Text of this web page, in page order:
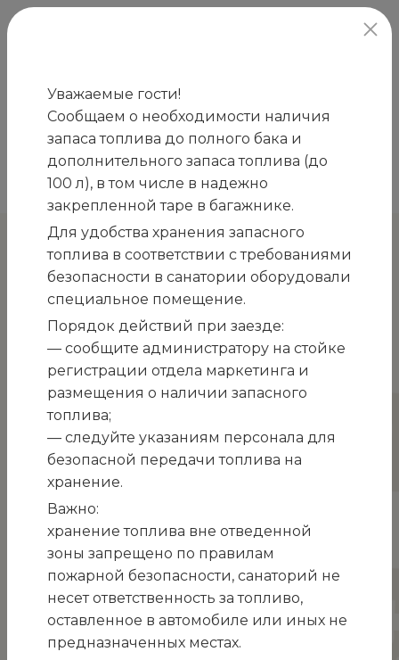
Главная / Развлечения / Экскурсии
Православные святыни Крыма /
Жемчужины
Севастополя
Жемчужины Севастополя
— Инкерманский мужской монастырь Святого
Климента;
— Свято-Георгиевский мужской монастырь на
мысе Фиолент;
— Балаклава, крепость Чембало, исторический
центр города; морская прогулка по
Балаклавской бухте.
Продолжительность экскурсии 9 часов
В Инкермане расположен древний комплекс
пещерных монастырей, основанный,
предположительно, в VIII – IX веках в
Монастырской и Загайданской скалах. Рядом
сохранились остатки крепости Каламита
княжества Феодоро.
Уважаемые гости!
Сообщаем о необходимости наличия
запаса топлива до полного бака и
дополнительного запаса топлива (до
100 л), в том числе в надежно
закрепленной таре в багажнике.
Для удобства хранения запасного
топлива в соответствии с требованиями
безопасности в санатории оборудовали
специальное помещение.
Порядок действий при заезде:
— сообщите администратору на стойке
регистрации отдела маркетинга и
размещения о наличии запасного
топлива;
— следуйте указаниям персонала для
безопасной передачи топлива на
хранение.
Важно:
хранение топлива вне отведенной
зоны запрещено по правилам
пожарной безопасности, санаторий не
несет ответственность за топливо,
оставленное в автомобиле или иных не
предназначенных местах.